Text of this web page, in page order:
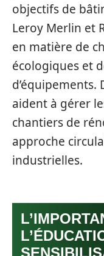
objectifs de
Leroy Merlin et
en matière de
écologiques et
d’équipements.
aident à gérer
chantiers de
approche
industrielles.